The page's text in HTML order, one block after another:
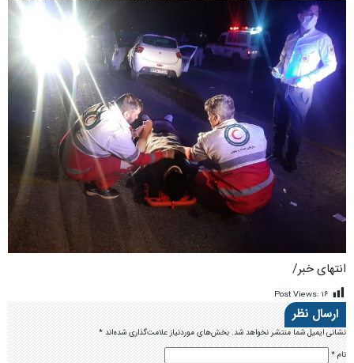
انتهای خبر/
Post Views: ۱۶
ارسال نظر
نشانی ایمیل شما منتشر نخواهد شد.بخش‌های موردنیاز علامت‌گذاری شده‌اند*
نام*